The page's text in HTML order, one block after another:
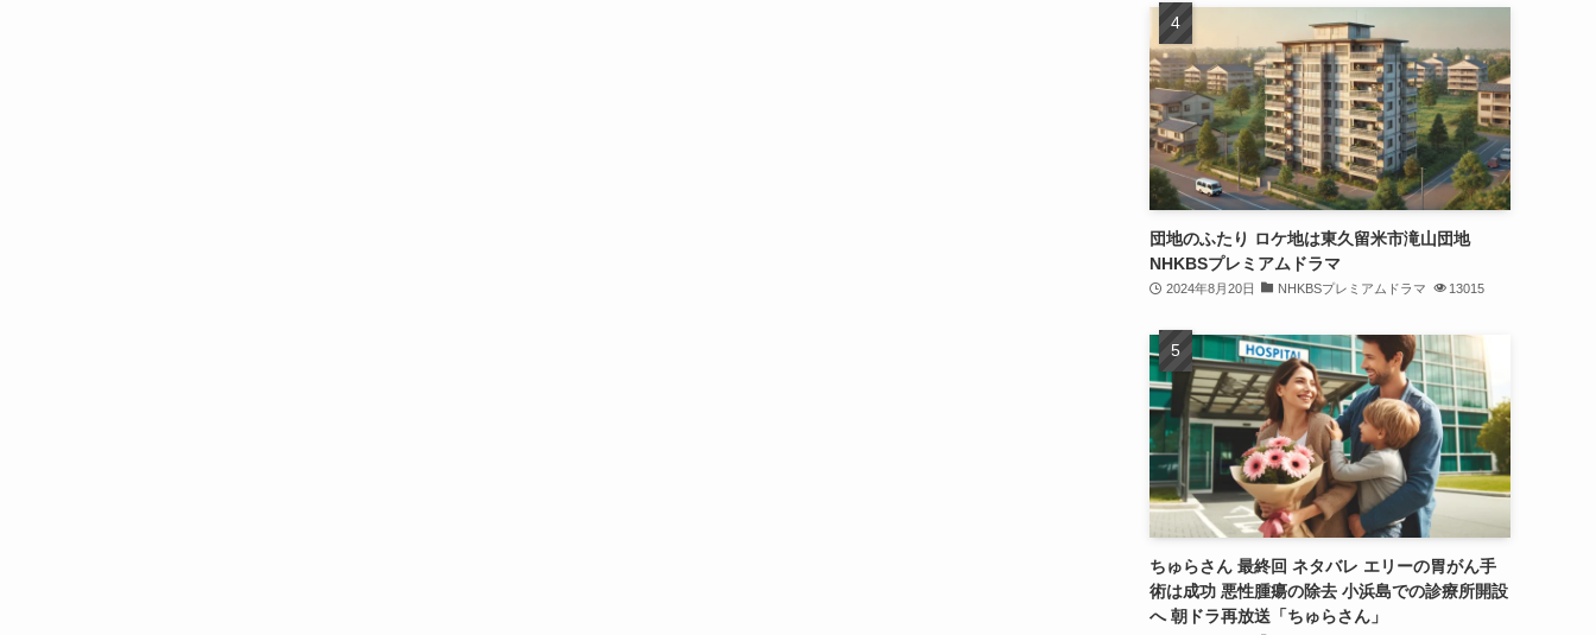
団地のふたり ロケ地は東久留米市滝山団地
NHKBSプレミアムドラマ
2024年8月20日 NHKBSプレミアムドラマ 13015
ちゅらさん 最終回 ネタバレ エリーの胃がん手
術は成功 悪性腫瘍の除去 小浜島での診療所開設
へ 朝ドラ再放送「ちゅらさん」